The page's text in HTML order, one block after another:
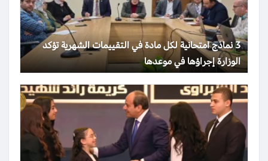
3 نماذج امتحانية لكل مادة في التقييمات الشهرية تؤكد
الوزارة إجراؤها في موعدها